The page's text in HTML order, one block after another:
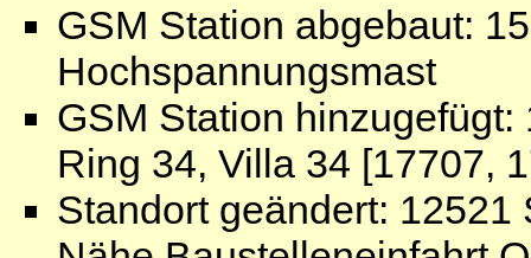
GSM Station abgebaut:
Hochspannungsmast
GSM Station
Ring 34, Villa 34 [17707,
Standort geändert: